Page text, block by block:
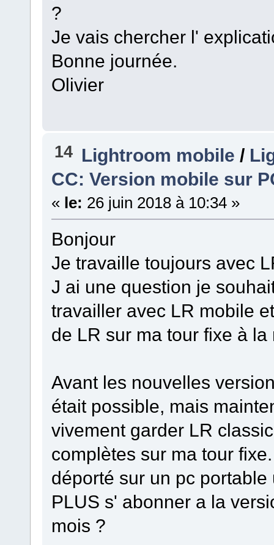
?
Je vais chercher l'
Bonne journée.
Olivier
14 Lightroom mobile /
CC: Version mobile sur
« le: 26 juin 2018 à 10:34 »
Bonjour
Je travaille toujours avec
J ai une question je
travailler avec LR mobile
de LR sur ma tour fixe à la
Avant les nouvelles
était possible, mais
vivement garder LR
complètes sur ma tour
déporté sur un pc
PLUS s' abonner a la
mois ?